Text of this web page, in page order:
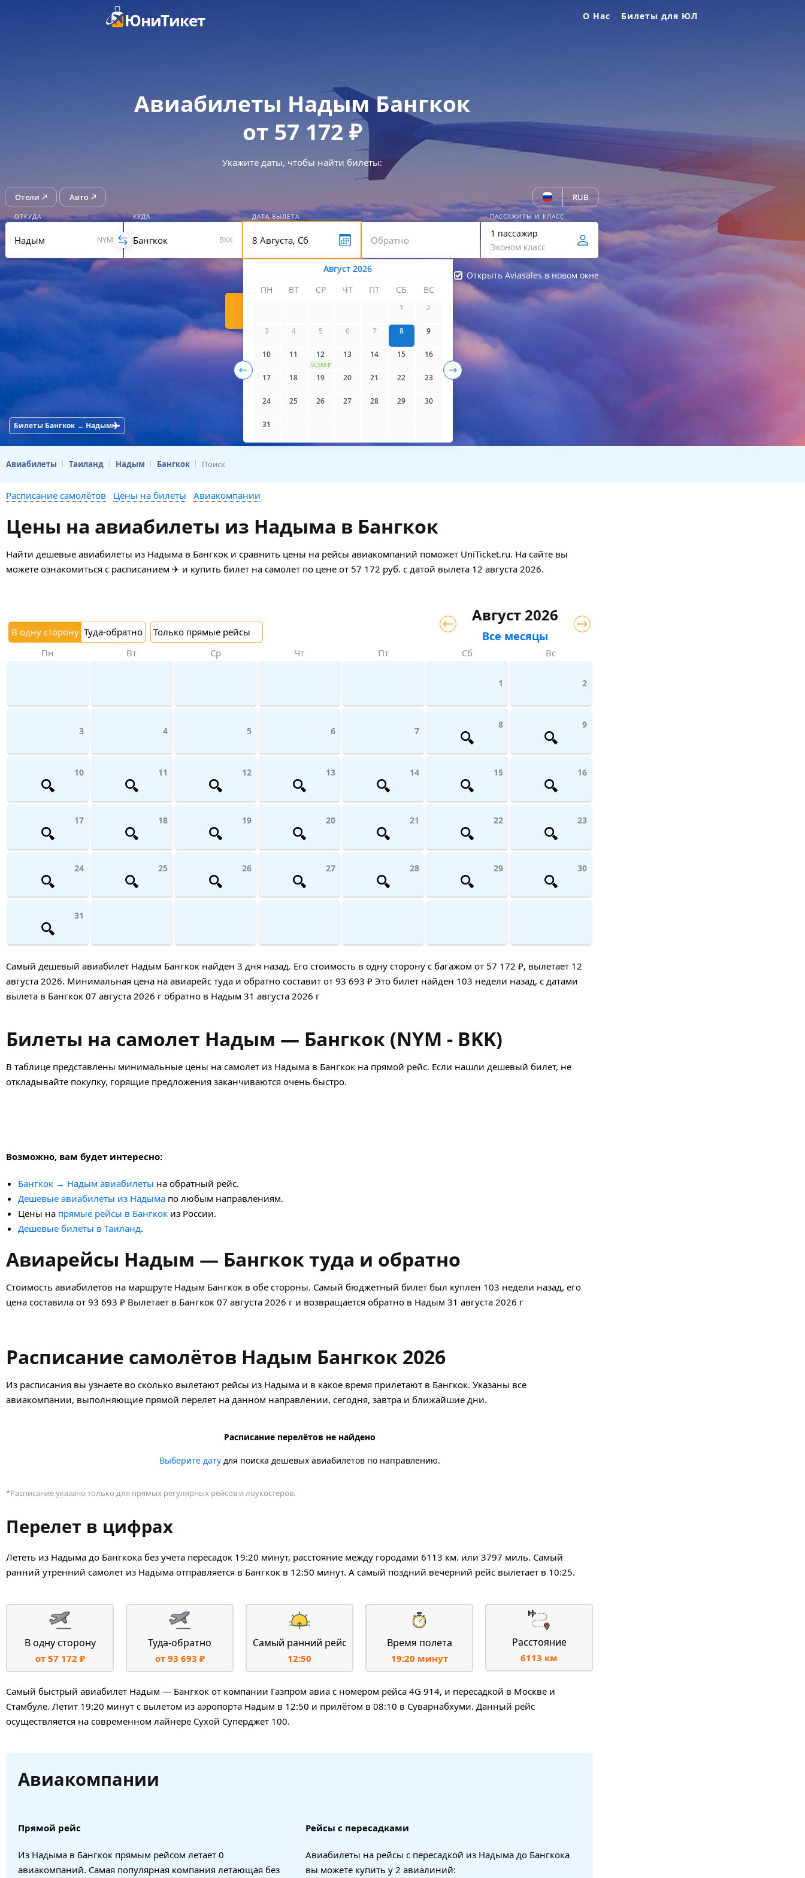
ЮниТикет О Нас Билеты для ЮЛ
Авиабилеты Надым Бангкок
от 57 172 ₽
Укажите даты, чтобы найти билеты:
Отели Авто RUB
ОТКУДА
NYM
КУДА
BKK
ДАТА ВЫЛЕТА
Август 2026
ПН
ВТ СР ЧТ ПТ СБ ВС
1 2
3 4 5 6 7 8 9
10 11 12
56,588 ₽
13 14 15 16
17 18 19 20 21 22 23
24 25 26 27 28 29 30
31
ПАССАЖИРЫ И КЛАСС
1 пассажир
Эконом класс
Открыть Aviasales в новом окне
Билеты Бангкок → Надым
Авиабилеты Таиланд Надым Бангкок Поиск
Расписание самолётов Цены на билеты Авиакомпании
Цены на авиабилеты из Надыма в Бангкок
Найти дешевые авиабилеты из Надыма в Бангкок и сравнить цены на рейсы авиакомпаний поможет UniTicket.ru. На сайте вы
можете ознакомиться с расписанием ✈ и купить билет на самолет по цене от 57 172 руб. с датой вылета 12 августа 2026.
В одну сторону Туда-обратно Только прямые рейсы
Август 2026
Все месяцы
Пн Вт Ср Чт Пт Сб Вс
1 2
3 4 5 6 7
8 9
10 11 12 13 14 15 16
17 18 19 20 21 22 23
24 25 26 27 28 29 30
31
Самый дешевый авиабилет Надым Бангкок найден 3 дня назад. Его стоимость в одну сторону с багажом от 57 172 ₽, вылетает 12
августа 2026. Минимальная цена на авиарейс туда и обратно составит от 93 693 ₽ Это билет найден 103 недели назад, с датами
вылета в Бангкок 07 августа 2026 г обратно в Надым 31 августа 2026 г
Билеты на самолет Надым — Бангкок (NYM - BKK)
В таблице представлены минимальные цены на самолет из Надыма в Бангкок на прямой рейс. Если нашли дешевый билет, не
откладывайте покупку, горящие предложения заканчиваются очень быстро.
Возможно, вам будет интересно:
Бангкок → Надым авиабилеты на обратный рейс.
Дешевые авиабилеты из Надыма по любым направлениям.
Цены на прямые рейсы в Бангкок из России.
Дешевые билеты в Таиланд.
Авиарейсы Надым — Бангкок туда и обратно
Стоимость авиабилетов на маршруте Надым Бангкок в обе стороны. Самый бюджетный билет был куплен 103 недели назад, его
цена составила от 93 693 ₽ Вылетает в Бангкок 07 августа 2026 г и возвращается обратно в Надым 31 августа 2026 г
Расписание самолётов Надым Бангкок 2026
Из расписания вы узнаете во сколько вылетают рейсы из Надыма и в какое время прилетают в Бангкок. Указаны все
авиакомпании, выполняющие прямой перелет на данном направлении, сегодня, завтра и ближайшие дни.
Расписание перелётов не найдено
Выберите датудля поиска дешевых авиабилетов по направлению.
*Расписание указано только для прямых регулярных рейсов и лоукостеров.
Перелет в цифрах
Лететь из Надыма до Бангкока без учета пересадок 19:20 минут, расстояние между городами 6113 км. или 3797 миль. Самый
ранний утренний самолет из Надыма отправляется в Бангкок в 12:50 минут. А самый поздний вечерний рейс вылетает в 10:25.
В одну сторону
от 57 172 ₽
Туда-обратно
от 93 693 ₽
Самый ранний рейс
12:50
Время полета
19:20 минут
Расстояние
6113 км
Самый быстрый авиабилет Надым — Бангкок от компании Газпром авиа с номером рейса 4G 914, и пересадкой в Москве и
Стамбуле. Летит 19:20 минут с вылетом из аэропорта Надым в 12:50 и прилётом в 08:10 в Суварнабхуми. Данный рейс
осуществляется на современном лайнере Сухой Суперджет 100.
Авиакомпании
Прямой рейс
Из Надыма в Бангкок прямым рейсом летает 0
авиакомпаний. Самая популярная компания летающая без
Рейсы с пересадками
Авиабилеты на рейсы с пересадкой из Надыма до Бангкока
вы можете купить у 2 авиалиний: